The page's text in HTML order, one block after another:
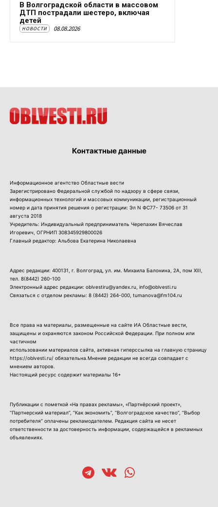
В Волгоградской области в массовом
ДТП пострадали шестеро, включая
детей
НОВОСТИ 08.08.2026
Контактные данные
Информационное агентство Областные вести
Зарегистрировано Федеральной службой по надзору в сфере связи,
информационных технологий и массовых коммуникации, регистрационный
номер и дата принятия решения о регистрации: Эл N ФС77- 73506 от 31
августа 2018
Учредитель: Индивидуальный предприниматель Черепахин Вячеслав
Игоревич, ОГРНИП 308345929800026
Главный редактор: Альбова Екатерина Николаевна
Адрес редакции: 400131, г. Волгоград, ул. им. Михаила Балонина, 2А, пом XIII,
тел. 8(8442) 260-100
Электронный адрес редакции: oblvestiru@yandex.ru, info@oblvesti.ru
Связаться с отделом рекламы: 8 (8442) 264-000 , tumanova@fm104.ru
Все права на материалы, размещенные на сайте ИА Областные вести,
защищены и охраняются законом Российской Федерации. При полном или
частичном
использовании материалов сайта, активная гиперссылка на главную страницу
https://oblvesti.ru/ обязательна.Мнение редакции не всегда совпадает с
мнением авторов.
Настоящий ресурс содержит материалы 16+
Публикации с пометкой «На правах рекламы», «Партнёрский проект»,
“Партнерский материал”, “Как экономить”, “Волгоградское качество”, “Выбор
потребителя” оплачены рекламодателем. Редакция сайта не несет
ответственности за достоверность информации, содержащейся в рекламных
объявлениях.